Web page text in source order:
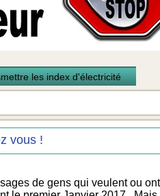
les index d'électricité
vous !
de gens qui veulent ou